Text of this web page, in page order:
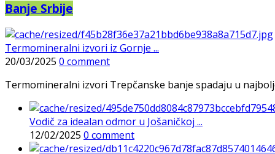
Banje Srbije
Termomineralni izvori iz Gornje ...
20/03/2025 0 comment
Termomineralni izvori Trepčanske banje spadaju u
Vodič za idealan odmor u Jošaničkoj ...
12/02/2025 0 comment